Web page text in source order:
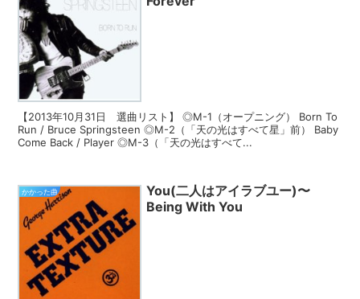
【2013年10月31日 選曲リスト】 ◎M-1（オープニング） Born To
Run / Bruce Springsteen ◎M-2（「天の光はすべて星」前） Baby
Come Back / Player ◎M-3（「天の光はすべて...
かかった曲
You(二人はアイラブユー)〜
Being With You